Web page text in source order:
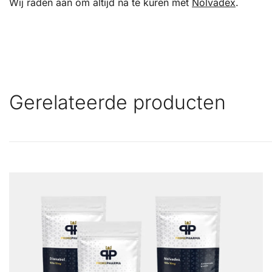
Wij raden aan om altijd na te kuren met Nolvadex.
Gerelateerde producten